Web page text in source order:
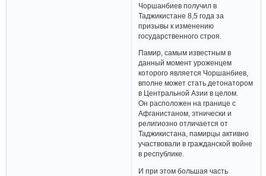
Чоршанбиев получил в
Таджикистане 8,5 года за
призывы к изменению
государственного строя.
Памир, самым известным в
данный момент уроженцем
которого является Чоршанбиев,
вполне может стать детонатором
в Центральной Азии в целом.
Он расположен на границе с
Афганистаном, этнически и
религиозно отличается от
Таджикистана, памирцы активно
участвовали в гражданской войне
в республике.
И при этом большая часть